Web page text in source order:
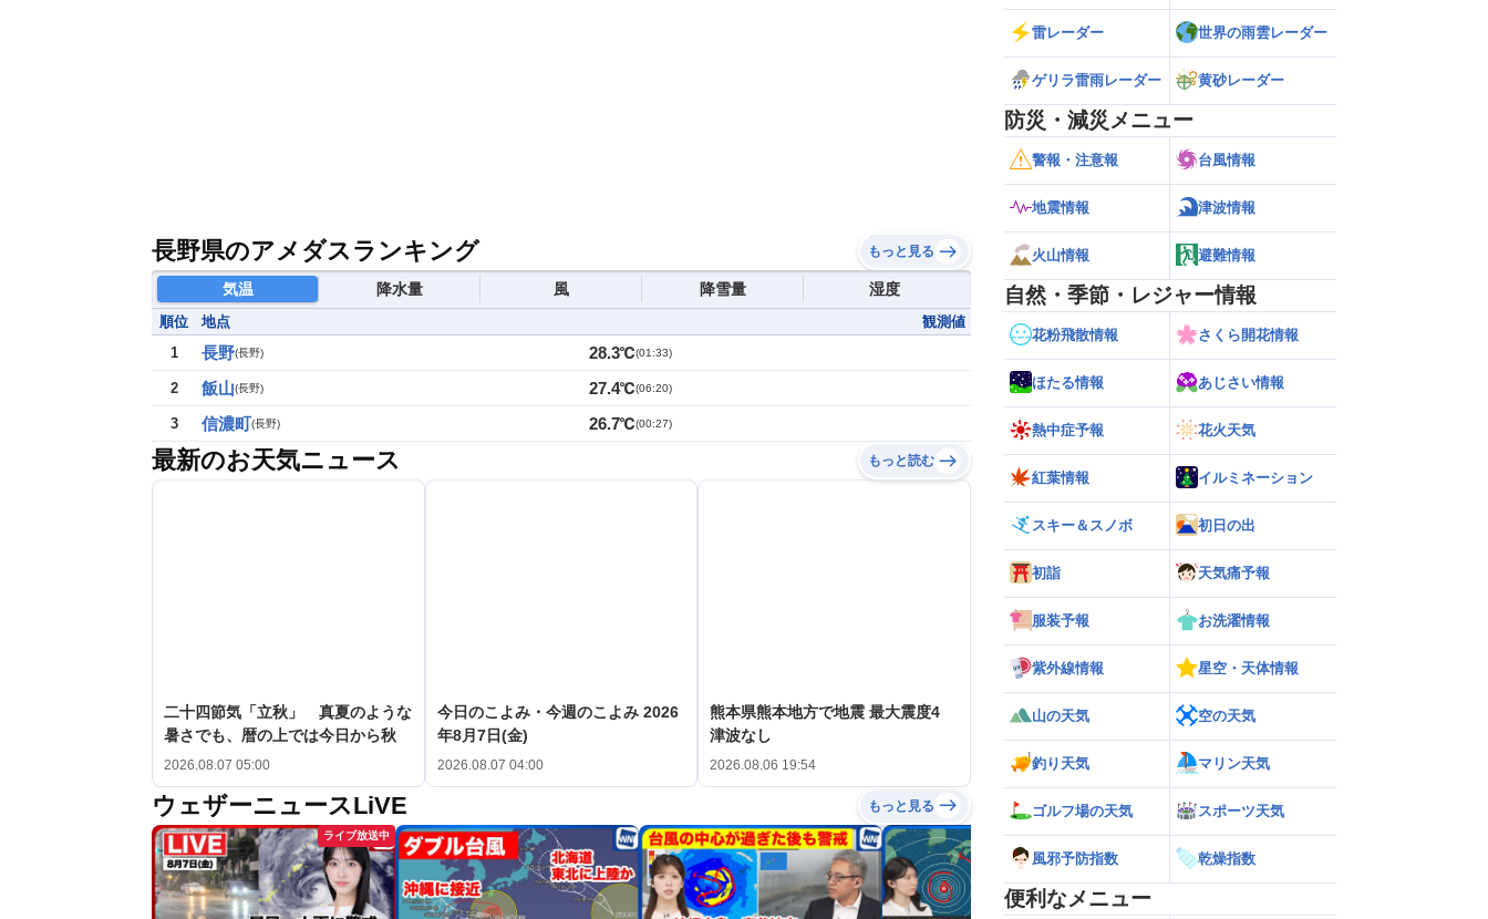
長野県のアメダスランキング もっと見る
気温 降水量 風 降雪量 湿度
順位 地点
観測値
1
長野(長野) 28.3℃(01:33)
2 飯山(長野) 27.4℃(06:20)
3 信濃町(長野) 26.7℃(00:27)
最新のお天気ニュース もっと読む
二十四節気「立秋」 真夏のような
暑さでも、暦の上では今日から秋
2026.08.07 05:00
今日のこよみ・今週のこよみ 2026
年8月7日(金)
2026.08.07 04:00
熊本県熊本地方で地震 最大震度4
津波なし
2026.08.06 19:54
ウェザーニュースLiVE もっと見る
ライブ放送中
雷レーダー 世界の雨雲レーダー
ゲリラ雷雨レーダー 黄砂レーダー
防災・減災メニュー
警報・注意報 台風情報
地震情報 津波情報
火山情報 避難情報
自然・季節・レジャー情報
花粉飛散情報 さくら開花情報
ほたる情報 あじさい情報
熱中症予報 花火天気
紅葉情報 イルミネーション
スキー＆スノボ 初日の出
初詣 天気痛予報
服装予報 お洗濯情報
紫外線情報 星空・天体情報
山の天気 空の天気
釣り天気 マリン天気
ゴルフ場の天気 スポーツ天気
風邪予防指数 乾燥指数
便利なメニュー